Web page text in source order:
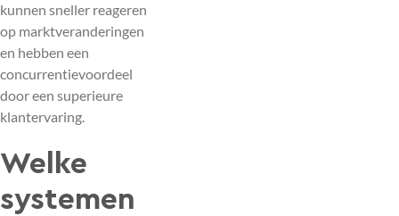
kunnen sneller reageren
op marktveranderingen
en hebben een
concurrentievoordeel
door een superieure
klantervaring.
Welke
systemen